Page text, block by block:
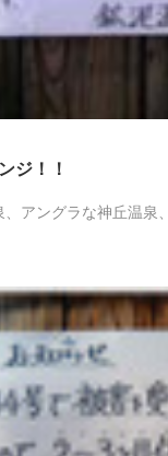
ジ！！
アングラな神丘温泉